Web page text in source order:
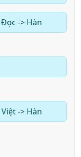
Đọc -> Hàn
Việt -> Hàn